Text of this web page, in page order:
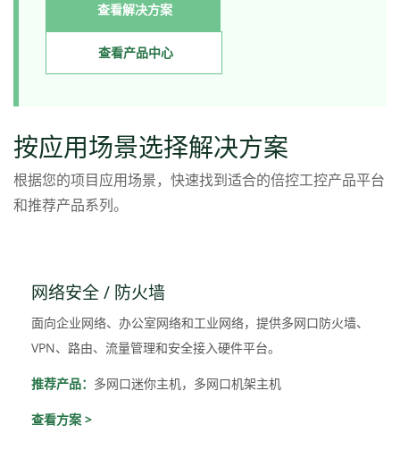
查看解决方案
查看产品中心
按应用场景选择解决方案
根据您的项目应用场景，快速找到适合的倍控工控产品平台
和推荐产品系列。
网络安全 / 防火墙
面向企业网络、办公室网络和工业网络，提供多网口防火墙、
VPN、路由、流量管理和安全接入硬件平台。
推荐产品： 多网口迷你主机，多网口机架主机
查看方案 >